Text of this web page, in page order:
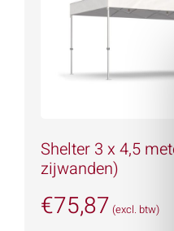
Shelter 3 x 4,5
zijwanden)
€75,87 (excl. btw)